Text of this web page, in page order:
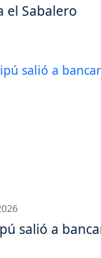
el Sabalero
salió a